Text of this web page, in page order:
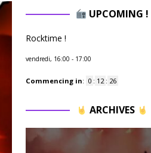
UPCOMING !
Rocktime !
vendredi, 16:00 - 17:00
Commencing in: 0 : 12 : 24
ARCHIVES